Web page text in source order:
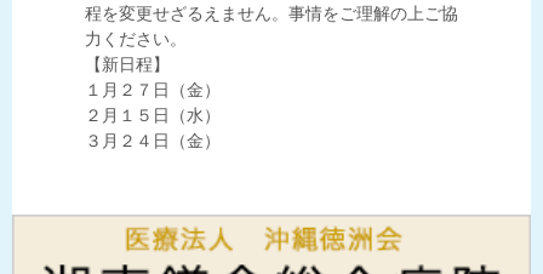
程を変更せざるえません。事情をご理解の上ご協
力ください。
【新日程】
１月２７日（金）
２月１５日（水）
３月２４日（金）